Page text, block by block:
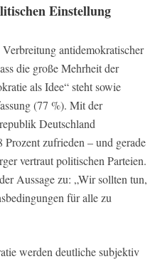
Einstellung
antidemokratischer
die große Mehrheit der
als Idee“ steht sowie
(77 %). Mit der
Deutschland
zufrieden – und gerade
vertraut politischen Parteien.
Aussage zu: „Wir sollten tun,
für alle zu
werden deutliche subjektiv